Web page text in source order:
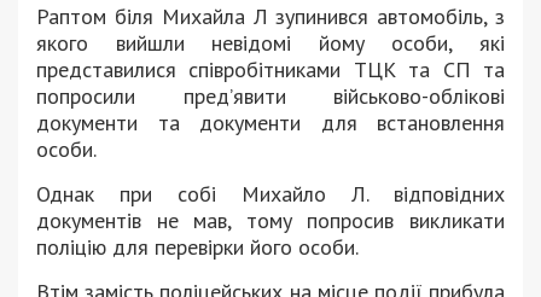
Раптом біля Михайла Л зупинився автомобіль, з
якого вийшли невідомі йому особи, які
представилися співробітниками ТЦК та СП та
попросили пред’явити військово-облікові
документи та документи для встановлення
особи.
Однак при собі Михайло Л. відповідних
документів не мав, тому попросив викликати
поліцію для перевірки його особи.
Втім замість поліцейських на місце події прибула